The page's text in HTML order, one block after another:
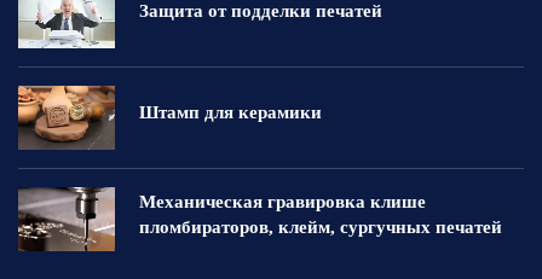
Защита от подделки печатей
Штамп для керамики
Механическая гравировка клише
пломбираторов, клейм, сургучных печатей